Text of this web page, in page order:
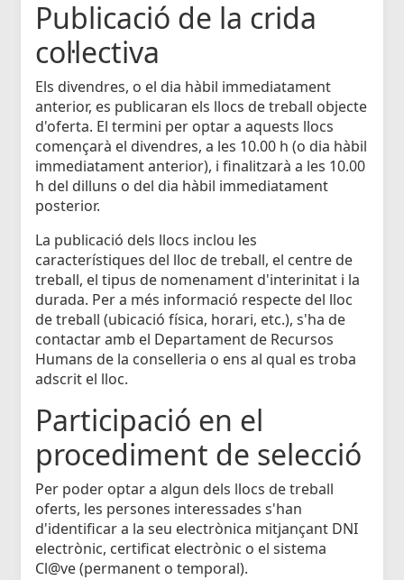
Publicació de la crida
col·lectiva
Els divendres, o el dia hàbil immediatament
anterior, es publicaran els llocs de treball objecte
d'oferta. El termini per optar a aquests llocs
començarà el divendres, a les 10.00 h (o dia hàbil
immediatament anterior), i finalitzarà a les 10.00
h del dilluns o del dia hàbil immediatament
posterior.
La publicació dels llocs inclou les
característiques del lloc de treball, el centre de
treball, el tipus de nomenament d'interinitat i la
durada. Per a més informació respecte del lloc
de treball (ubicació física, horari, etc.), s'ha de
contactar amb el Departament de Recursos
Humans de la conselleria o ens al qual es troba
adscrit el lloc.
Participació en el
procediment de selecció
Per poder optar a algun dels llocs de treball
oferts, les persones interessades s'han
d'identificar a la seu electrònica mitjançant DNI
electrònic, certificat electrònic o el sistema
Cl@ve (permanent o temporal).